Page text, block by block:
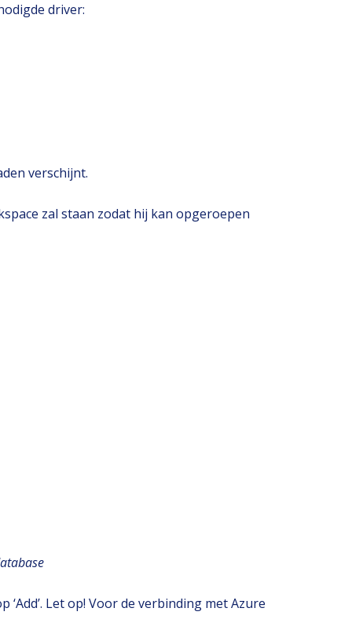
driver:
verschijnt.
zal staan zodat hij kan opgeroepen
Let op! Voor de verbinding met Azure